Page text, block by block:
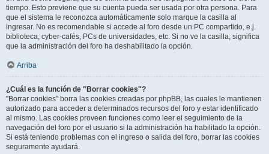
tiempo. Esto previene que su cuenta pueda ser usada por otra persona. Para
que el sistema le reconozca automáticamente solo marque la casilla al
ingresar. No es recomendable si accede al foro desde un PC compartido, e.j.
biblioteca, cyber-cafés, PCs de universidades, etc. Si no ve la casilla, significa
que la administración del foro ha deshabilitado la opción.
Arriba
¿Cuál es la función de "Borrar cookies"?
"Borrar cookies" borra las cookies creadas por phpBB, las cuales le mantienen
autorizado para acceder a determinados recursos del foro y estar identificado
al mismo. Las cookies proveen funciones como leer el seguimiento de la
navegación del foro por el usuario si la administración ha habilitado la opción.
Si está teniendo problemas con el ingreso o salida del foro, borrar las cookies
seguramente ayudará.